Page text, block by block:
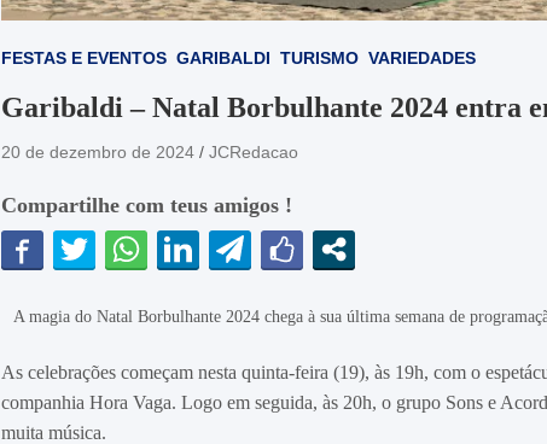
FESTAS E EVENTOS GARIBALDI TURISMO VARIEDADES
Garibaldi – Natal Borbulhante 2024 entra
20 de dezembro de 2024 JCRedacao
Compartilhe com teus amigos !
A magia do Natal Borbulhante 2024 chega à sua última semana de
As celebrações começam nesta quinta-feira (19), às 19h, com o
companhia Hora Vaga. Logo em seguida, às 20h, o grupo Sons e
muita música.